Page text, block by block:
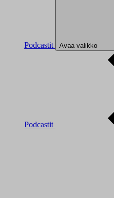
Podcastit Avaa valikko
Podcastit